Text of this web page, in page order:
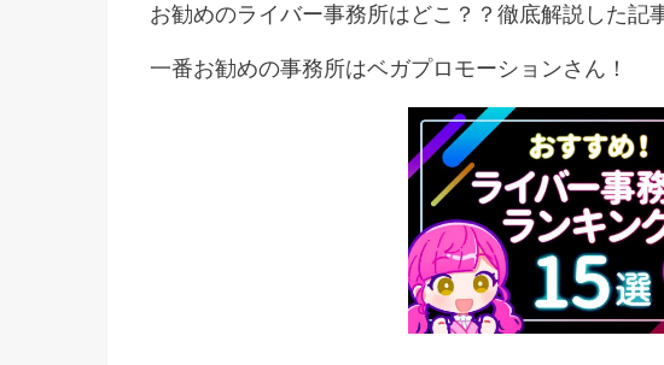
お勧めのライバー事務所はどこ？？徹底解説した記
一番お勧めの事務所はベガプロモーションさん！